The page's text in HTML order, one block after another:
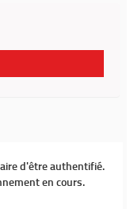
d'être authentifié.
en cours.